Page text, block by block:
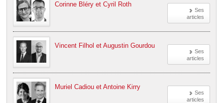
Ses
articles
Corinne Bléry et Cyril Roth
Ses
articles
Vincent Filhol et Augustin Gourdou
Ses
articles
Muriel Cadiou et Antoine Kirry